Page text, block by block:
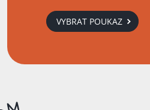
VYBRAT POUKAZ